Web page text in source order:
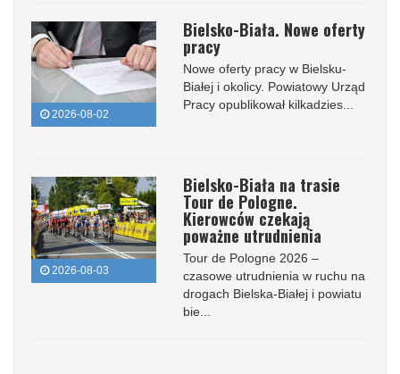
2026-08-02
Bielsko-Biała. Nowe oferty
pracy
Nowe oferty pracy w Bielsku-
Białej i okolicy. Powiatowy Urząd
Pracy opublikował kilkadzies...
2026-08-03
Bielsko-Biała na trasie
Tour de Pologne.
Kierowców czekają
poważne utrudnienia
Tour de Pologne 2026 –
czasowe utrudnienia w ruchu na
drogach Bielska-Białej i powiatu
bie...